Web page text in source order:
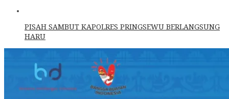
PISAH SAMBUT KAPOLRES PRINGSEWU BERLANGSUNG
HARU